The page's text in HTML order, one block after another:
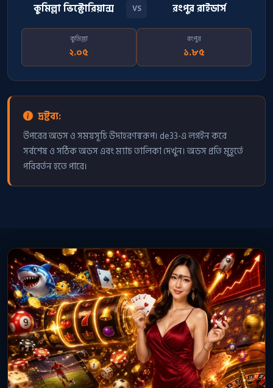
কুমিল্লা ভিক্টোরিয়ান্স VS রংপুর রাইডার্স
কুমিল্লা
২.০৫
রংপুর
১.৮৫
দ্রষ্টব্য:
উপরের অডস ও সময়সূচি উদাহরণস্বরূপ। de33-এ লগইন করে
সর্বশেষ ও সঠিক অডস এবং ম্যাচ তালিকা দেখুন। অডস প্রতি মুহূর্তে
পরিবর্তন হতে পারে।